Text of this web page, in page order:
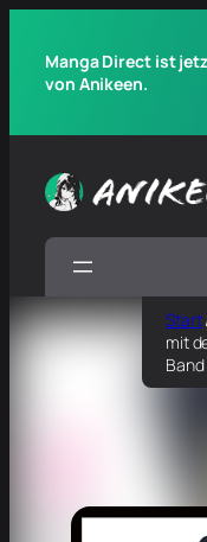
Manga Direct ist
von Anikeen.
Start
mit
Band